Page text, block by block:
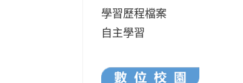
學習歷程檔案
自主學習